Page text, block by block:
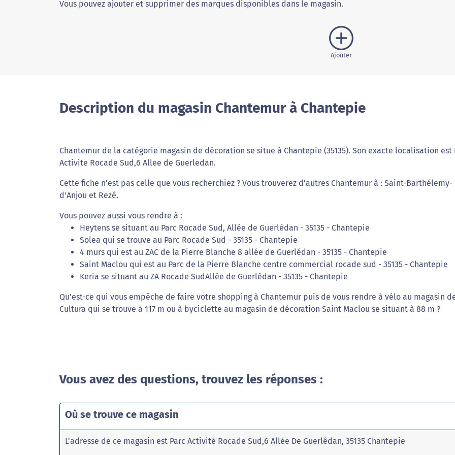
Vous pouvez ajouter et supprimer des marques disponibles dans le magasin.
Ajouter
Description du magasin Chantemur à Chantepie
Chantemur de la catégorie magasin de décoration se situe à Chantepie (35135). Son exacte localisation est
Activite Rocade Sud,6 Allee de Guerledan.
Cette fiche n'est pas celle que vous recherchiez ? Vous trouverez d'autres Chantemur à : Saint-Barthélemy-
d'Anjou et Rezé.
Vous pouvez aussi vous rendre à :
Heytens se situant au Parc Rocade Sud, Allée de Guerlédan - 35135 - Chantepie
Solea qui se trouve au Parc Rocade Sud - 35135 - Chantepie
4 murs qui est au ZAC de la Pierre Blanche 8 allée de Guerlédan - 35135 - Chantepie
Saint Maclou qui est au Parc de la Pierre Blanche centre commercial rocade sud - 35135 - Chantepie
Keria se situant au ZA Rocade SudAllée de Guerlédan - 35135 - Chantepie
Qu'est-ce qui vous empêche de faire votre shopping à Chantemur puis de vous rendre à vélo au magasin
Cultura qui se trouve à 117 m ou à byciclette au magasin de décoration Saint Maclou se situant à 88 m ?
Vous avez des questions, trouvez les réponses :
Où se trouve ce magasin
L'adresse de ce magasin est Parc Activité Rocade Sud,6 Allée De Guerlédan, 35135 Chantepie